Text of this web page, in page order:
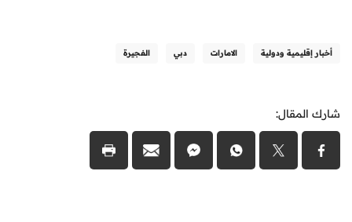
أخبار إقليمية ودولية الامارات دبي الفجيرة
شارك المقال: